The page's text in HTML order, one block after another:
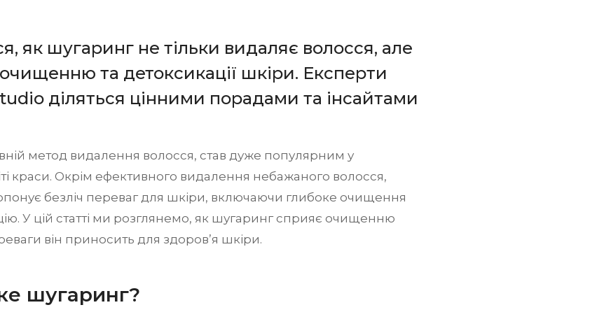
як шугаринг не тільки видаляє волосся, але
та детоксикації шкіри. Експерти
діляться цінними порадами та інсайтами
метод видалення волосся, став дуже популярним у
краси. Окрім ефективного видалення небажаного волосся,
безліч переваг для шкіри, включаючи глибоке очищення
У цій статті ми розглянемо, як шугаринг сприяє очищенню
він приносить для здоров’я шкіри.
шугаринг?